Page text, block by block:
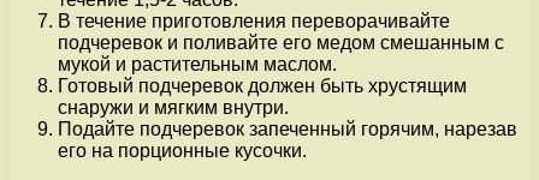
В течение приготовления переворачивайте
подчеревок и поливайте его медом смешанным с
мукой и растительным маслом.
Готовый подчеревок должен быть хрустящим
снаружи и мягким внутри.
Подайте подчеревок запеченный горячим, нарезав
его на порционные кусочки.